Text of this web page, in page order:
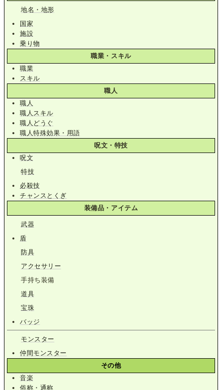
地名・地形
国家
施設
乗り物
職業・スキル
職業
スキル
職人
職人
職人スキル
職人どうぐ
職人特殊効果・用語
呪文・特技
呪文
特技
必殺技
チャンスとくぎ
装備品・アイテム
武器
盾
防具
アクセサリー
手持ち装備
道具
宝珠
バッジ
モンスター
仲間モンスター
その他
音楽
俗称・通称